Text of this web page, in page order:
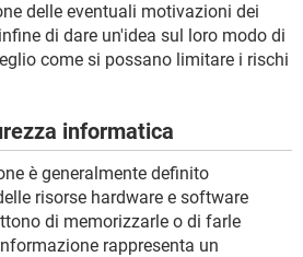
delle eventuali motivazioni dei
di dare un'idea sul loro modo di
come si possano limitare i rischi
informatica
è generalmente definito
risorse hardware e software
di memorizzarle o di farle
rappresenta un